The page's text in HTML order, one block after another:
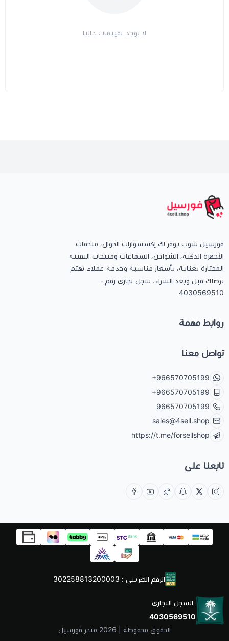
لا توجد تقييمات حاليا
فورسيل شوب يوفر لك إكسسوارات الجوال، ملحقات
الأجهزة الذكية، الشواحن، السماعات ومنتجات التقنية
المختارة بعناية، بأسعار مناسبة وخدمة عملاء تهتم
برضاك قبل وبعد الشراء. سجل تجاري رقم -
4030569510
روابط مهمة
تواصل معنا
+966570705199
+966570705199
966570705199
sales@4sell.shop
https://t.me/forsellshop
تابعنا على
الحقوق محفوظة | 2026 متجر فورسيل
السجل التجاري
4030569510
الرقم الضريبي : 302258813200003